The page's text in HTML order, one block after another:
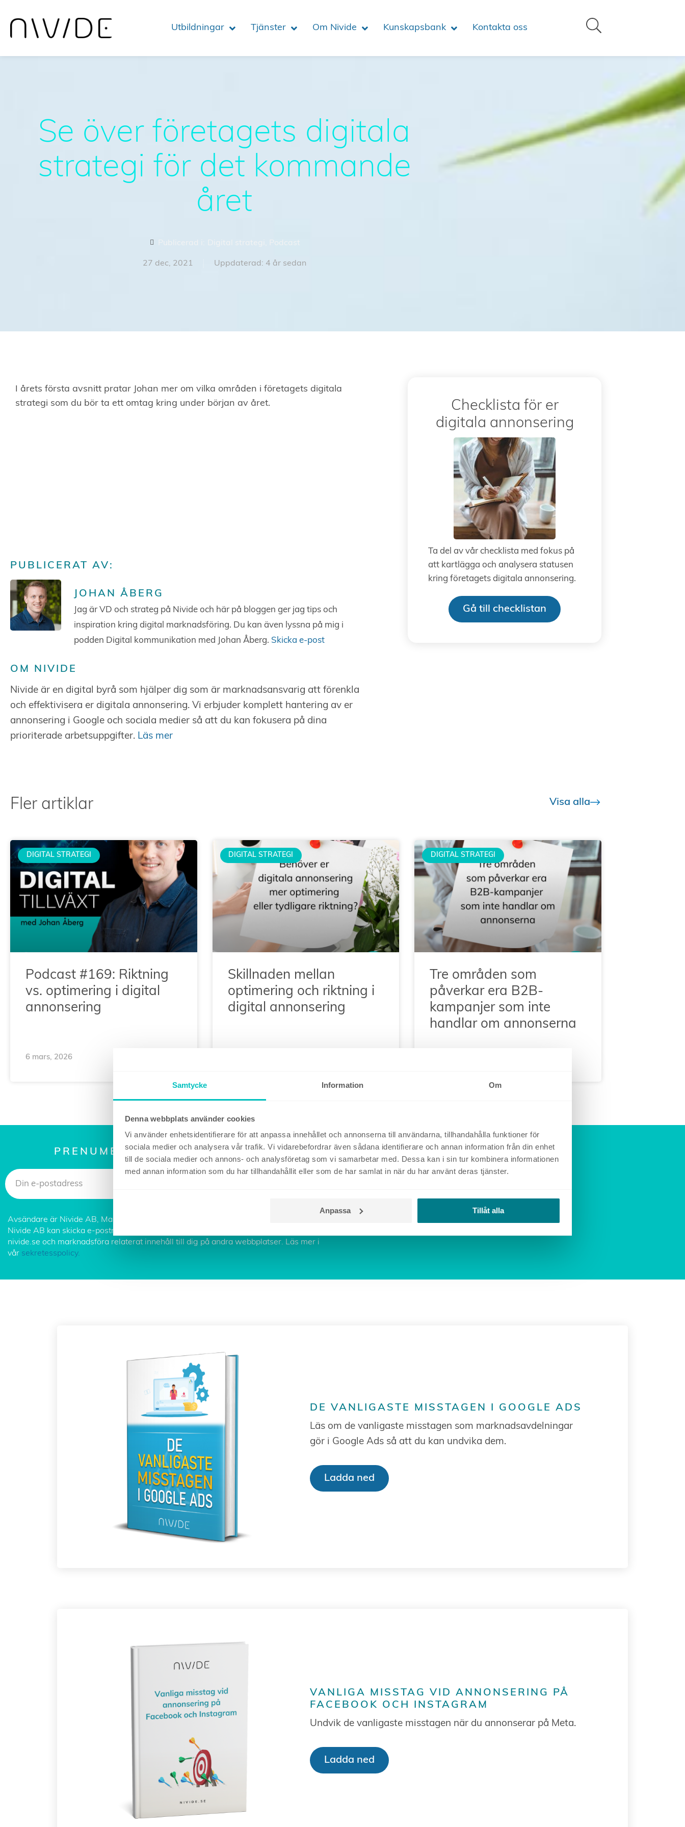
Samtycke Information Om
Denna webbplats använder cookies
Vi använder enhetsidentifierare för att anpassa innehållet och annonserna till användarna, tillhandahålla funktioner för
sociala medier och analysera vår trafik. Vi vidarebefordrar även sådana identifierare och annan information från din enhet
till de sociala medier och annons- och analysföretag som vi samarbetar med. Dessa kan i sin tur kombinera informationen
med annan information som du har tillhandahållit eller som de har samlat in när du har använt deras tjänster.
Anpassa Tillåt alla
Utbildningar Tjänster Om Nivide Kunskapsbank Kontakta oss
Se över företagets digitala
strategi för det kommande
året
Publicerad i: Digital strategi , Podcast
27 dec, 2021 Uppdaterad: 4 år sedan
I årets första avsnitt pratar Johan mer om vilka områden i företagets digitala
strategi som du bör ta ett omtag kring under början av året.
PUBLICERAT AV:
JOHAN ÅBERG
Jag är VD och strateg på Nivide och här på bloggen ger jag tips och
inspiration kring digital marknadsföring. Du kan även lyssna på mig i
podden Digital kommunikation med Johan Åberg. Skicka e-post
OM NIVIDE
Nivide är en digital byrå som hjälper dig som är marknadsansvarig att förenkla
och effektivisera er digitala annonsering. Vi erbjuder komplett hantering av er
annonsering i Google och sociala medier så att du kan fokusera på dina
prioriterade arbetsuppgifter. Läs mer
Checklista för er
digitala annonsering
Ta del av vår checklista med fokus på
att kartlägga och analysera statusen
kring företagets digitala annonsering.
Gå till checklistan
Fler artiklar Visa alla
DIGITAL STRATEGI
Podcast #169: Riktning
vs. optimering i digital
annonsering
6 mars, 2026
DIGITAL STRATEGI
Skillnaden mellan
optimering och riktning i
digital annonsering
DIGITAL STRATEGI
Tre områden som
påverkar era B2B-
kampanjer som inte
handlar om annonserna
PRENUMERERA PÅ NYA ARTIKLAR
Avsändare är Nivide AB, Malmö. Genom att ange din e-postadress godkänner du att
Nivide AB kan skicka e-postmeddelanden till dig, föra statistik av dina besök på
nivide.se och marknadsföra relaterat innehåll till dig på andra webbplatser. Läs mer i
vår sekretesspolicy.
DE VANLIGASTE MISSTAGEN I GOOGLE ADS
Läs om de vanligaste misstagen som marknadsavdelningar
gör i Google Ads så att du kan undvika dem.
Ladda ned
VANLIGA MISSTAG VID ANNONSERING PÅ
FACEBOOK OCH INSTAGRAM
Undvik de vanligaste misstagen när du annonserar på Meta.
Ladda ned